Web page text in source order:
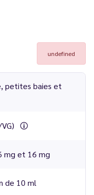
undefined
petites baies et
mg et 16 mg
de 10 ml